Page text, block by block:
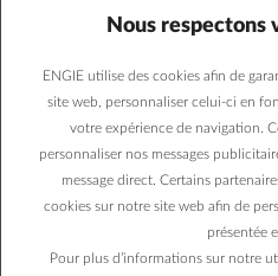
Bienvenue sur notre blog
Home
Nous
ENGIE utilise des cookies afin de
site web, personnaliser celui-ci en
votre expérience de navigation.
personnaliser nos messages
message direct. Certains
cookies sur notre site web afin de
présentée
Pour plus d’informations sur notre